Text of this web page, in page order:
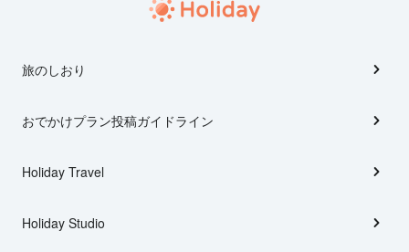
旅のしおり
おでかけプラン投稿ガイドライン
Holiday Travel
Holiday Studio